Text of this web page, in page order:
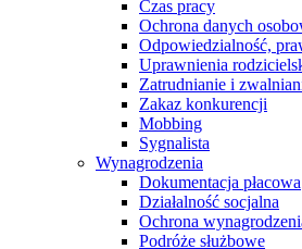
Czas pracy
Ochrona danych
Odpowiedzialność,
Uprawnienia
Zatrudnianie i
Zakaz konkurencji
Mobbing
Sygnalista
Wynagrodzenia
Dokumentacja płacowa
Działalność socjalna
Ochrona
Podróże służbowe